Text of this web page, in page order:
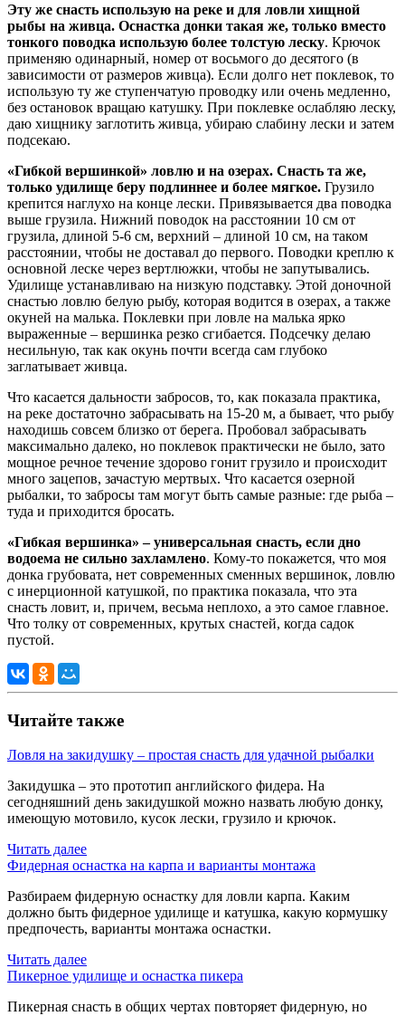
Эту же снасть использую на реке и для ловли хищной
рыбы на живца. Оснастка донки такая же, только вместо
тонкого поводка использую более толстую леску. Крючок
применяю одинарный, номер от восьмого до десятого (в
зависимости от размеров живца). Если долго нет поклевок, то
использую ту же ступенчатую проводку или очень медленно,
без остановок вращаю катушку. При поклевке ослабляю леску,
даю хищнику заглотить живца, убираю слабину лески и затем
подсекаю.
«Гибкой вершинкой» ловлю и на озерах. Снасть та же,
только удилище беру подлиннее и более мягкое. Грузило
крепится наглухо на конце лески. Привязывается два поводка
выше грузила. Нижний поводок на расстоянии 10 см от
грузила, длиной 5-6 см, верхний – длиной 10 см, на таком
расстоянии, чтобы не доставал до первого. Поводки креплю к
основной леске через вертлюжки, чтобы не запутывались.
Удилище устанавливаю на низкую подставку. Этой доночной
снастью ловлю белую рыбу, которая водится в озерах, а также
окуней на малька. Поклевки при ловле на малька ярко
выраженные – вершинка резко сгибается. Подсечку делаю
несильную, так как окунь почти всегда сам глубоко
заглатывает живца.
Что касается дальности забросов, то, как показала практика,
на реке достаточно забрасывать на 15-20 м, а бывает, что рыбу
находишь совсем близко от берега. Пробовал забрасывать
максимально далеко, но поклевок практически не было, зато
мощное речное течение здорово гонит грузило и происходит
много зацепов, зачастую мертвых. Что касается озерной
рыбалки, то забросы там могут быть самые разные: где рыба –
туда и приходится бросать.
«Гибкая вершинка» – универсальная снасть, если дно
водоема не сильно захламлено. Кому-то покажется, что моя
донка грубовата, нет современных сменных вершинок, ловлю
с инерционной катушкой, по практика показала, что эта
снасть ловит, и, причем, весьма неплохо, а это самое главное.
Что толку от современных, крутых снастей, когда садок
пустой.
Читайте также
Ловля на закидушку – простая снасть для удачной рыбалки
Закидушка – это прототип английского фидера. На
сегодняшний день закидушкой можно назвать любую донку,
имеющую мотовило, кусок лески, грузило и крючок.
Читать далее
Фидерная оснастка на карпа и варианты монтажа
Разбираем фидерную оснастку для ловли карпа. Каким
должно быть фидерное удилище и катушка, какую кормушку
предпочесть, варианты монтажа оснастки.
Читать далее
Пикерное удилище и оснастка пикера
Пикерная снасть в общих чертах повторяет фидерную, но